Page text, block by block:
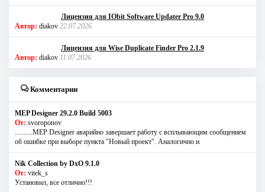
Лицензия для IObit Software Updater Pro 9.0
Автор: diakov 22.07.2026
Лицензия для Wise Duplicate Finder Pro 2.1.9
Автор: diakov 11.07.2026
Комментарии
MEP Designer 29.2.0 Build 5003
От: svoroponov
..........MEP Designer аварийно завершает работу с всплывающим сообщением
об ошибке при выборе пункта "Новый проект". Аналогично и
Nik Collection by DxO 9.1.0
От: vitek_s
Установил, все отлично!!!